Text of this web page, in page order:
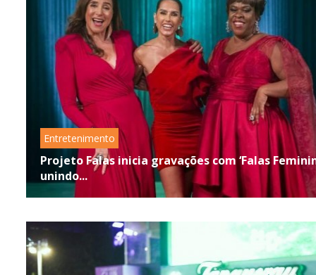
Entretenimento
Projeto Falas inicia gravações com ‘Falas
unindo...